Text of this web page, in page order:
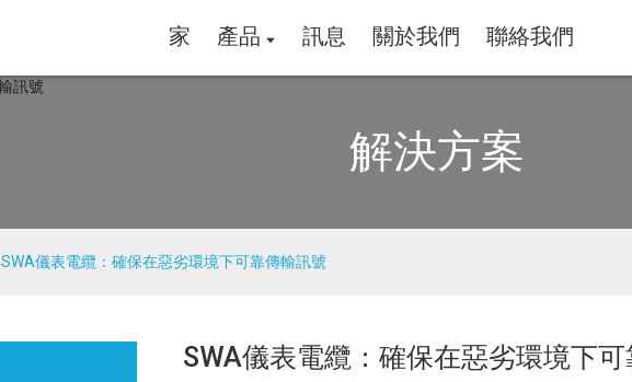
家 產品 訊息 關於我們 聯絡我們
解決方案
SWA儀表電纜：確保在惡劣環境下可靠傳輸訊號
SWA儀表電纜：確保在惡劣環境下